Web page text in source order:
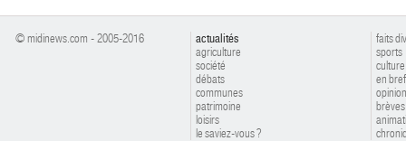
© midinews.com - 2005-2016
actualités
agriculture
société
débats
communes
patrimoine
loisirs
le saviez-vous ?
faits
sports
culture
en bref
brèves